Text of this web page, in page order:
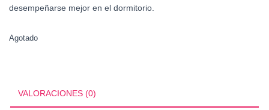
desempeñarse mejor en el dormitorio.
Agotado
VALORACIONES (0)